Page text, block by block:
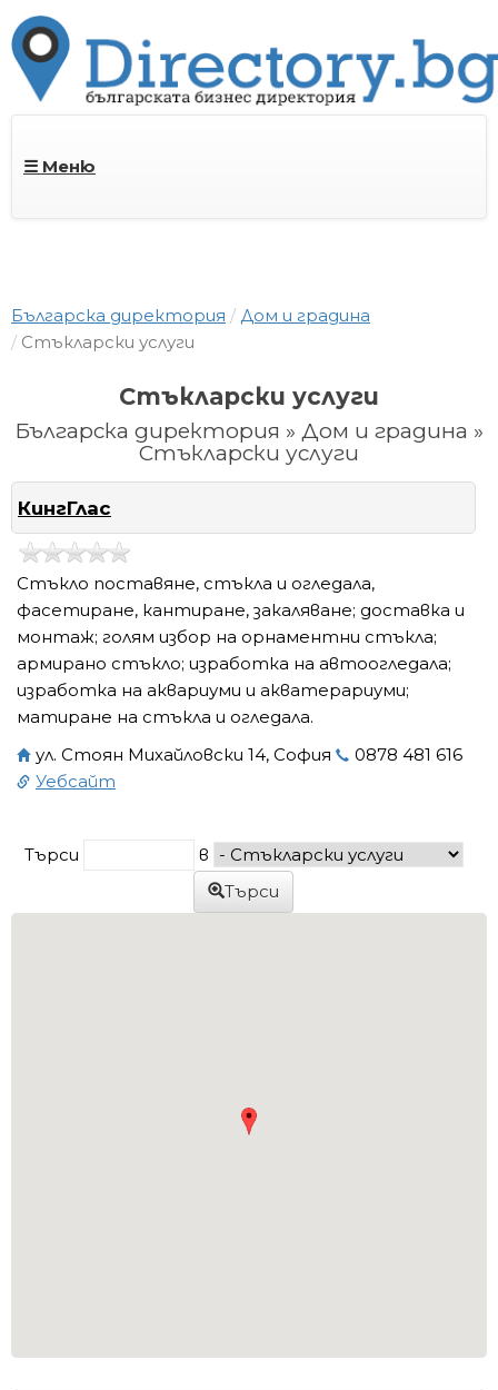
☰ Меню
Българска директория
Дом и градина
Стъкларски услуги
Стъкларски услуги
Българска директория » Дом и градина »
Стъкларски услуги
КингГлас
Стъкло поставяне, стъкла и огледала,
фасетиране, кантиране, закаляване; доставка и
монтаж; голям избор на орнаментни стъкла;
армирано стъкло; изработка на автоогледала;
изработка на аквариуми и акватерариуми;
матиране на стъкла и огледала.
ул. Стоян Михайловски 14, София
0878 481 616
Уебсайт
Търси
в
Търси